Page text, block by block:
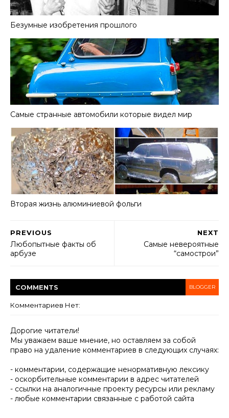
Безумные изобретения прошлого
Самые странные автомобили которые видел мир
Вторая жизнь алюминиевой фольги
NEXT
Самые невероятные
“самострои”
PREVIOUS
Любопытные факты об
арбузе
COMMENTS BLOGGER
Комментариев Нет:
Дорогие читатели!
Мы уважаем ваше мнение, но оставляем за собой
право на удаление комментариев в следующих случаях:
- комментарии, содержащие ненормативную лексику
- оскорбительные комментарии в адрес читателей
- ссылки на аналогичные проекту ресурсы или рекламу
- любые комментарии связанные с работой сайта